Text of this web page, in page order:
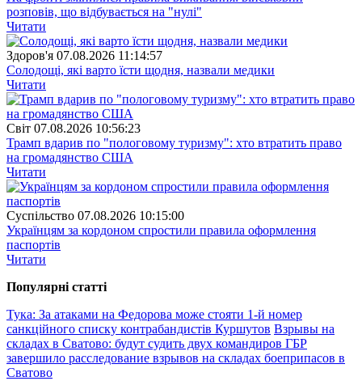
розповів, що відбувається на "нулі"
Читати
Здоров'я 07.08.2026 11:14:57
Солодощі, які варто їсти щодня, назвали медики
Читати
Свiт 07.08.2026 10:56:23
Трамп вдарив по "пологовому туризму": хто втратить право
на громадянство США
Читати
Суспiльство 07.08.2026 10:15:00
Українцям за кордоном спростили правила оформлення
паспортів
Читати
Популярнi статтi
Тука: За атаками на Федорова може стояти 1-й номер
санкційного списку контрабандистів Куршутов Взрывы на
складах в Сватово: будут судить двух командиров ГБР
завершило расследование взрывов на складах боеприпасов в
Сватово